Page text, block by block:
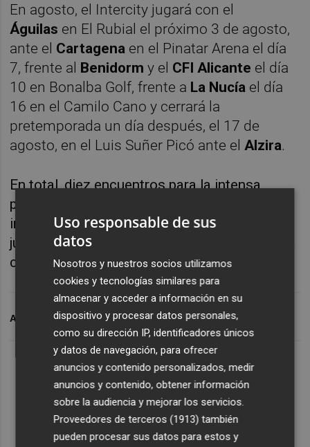
En agosto, el Intercity jugará con el
Águilas en El Rubial el próximo 3 de agosto,
ante el Cartagena en el Pinatar Arena el día
7, frente al Benidormy el CFI Alicante el día
10 en Bonalba Golf, frente a La Nucía el día
16 en el Camilo Cano y cerrará la
pretemporada un día después, el 17 de
agosto, en el Luis Suñer Picó ante elAlzira.
En total, diez encuentros para la intensa
pretemporada de un Intercity que ha
incorporado a casi una quincena de nuevos
jugadores para afrontar su tercera temporada
consecutiva en Primera Federación.
ARCHIVADO EN CF INTERCITY
Uso responsable de sus
datos
Nosotros y nuestros socios utilizamos
cookies y tecnologías similares para
almacenar y acceder a información en su
dispositivo y procesar datos personales,
como su dirección IP, identificadores únicos
y datos de navegación, para ofrecer
anuncios y contenido personalizados, medir
anuncios y contenido, obtener información
sobre la audiencia y mejorar los servicios.
Proveedores de terceros (1913) también
pueden procesar sus datos para estos y